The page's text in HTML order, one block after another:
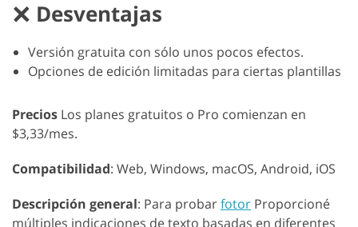
Desventajas
Versión gratuita con sólo unos pocos efectos.
Opciones de edición limitadas para ciertas plantillas
Precios Los planes gratuitos o Pro comienzan en
$3,33/mes.
Compatibilidad: Web, Windows, macOS, Android, iOS
Descripción general: Para probarfotor Proporcioné
múltiples indicaciones de texto basadas en diferentes